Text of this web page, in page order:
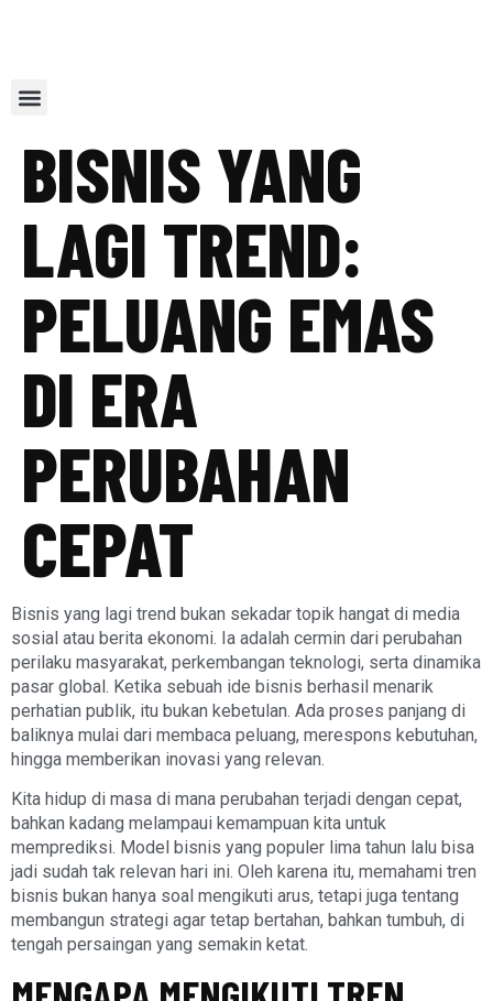
BISNIS YANG
LAGI TREND:
PELUANG EMAS
DI ERA
PERUBAHAN
CEPAT
Bisnis yang lagi trend bukan sekadar topik hangat di media
sosial atau berita ekonomi. Ia adalah cermin dari perubahan
perilaku masyarakat, perkembangan teknologi, serta dinamika
pasar global. Ketika sebuah ide bisnis berhasil menarik
perhatian publik, itu bukan kebetulan. Ada proses panjang di
baliknya mulai dari membaca peluang, merespons kebutuhan,
hingga memberikan inovasi yang relevan.
Kita hidup di masa di mana perubahan terjadi dengan cepat,
bahkan kadang melampaui kemampuan kita untuk
memprediksi. Model bisnis yang populer lima tahun lalu bisa
jadi sudah tak relevan hari ini. Oleh karena itu, memahami tren
bisnis bukan hanya soal mengikuti arus, tetapi juga tentang
membangun strategi agar tetap bertahan, bahkan tumbuh, di
tengah persaingan yang semakin ketat.